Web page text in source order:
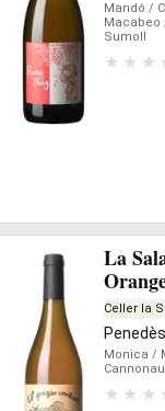
Mandó /
Macabeo
Sumoll
La
Celler la
Monica /
Cannonau